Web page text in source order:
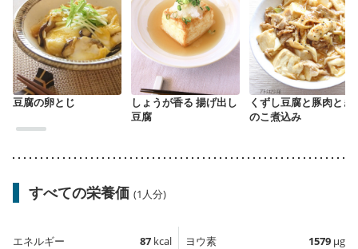
豆腐の卵とじ
しょうが香る 揚げ出し
豆腐
くずし豆腐と豚肉とき
のこ煮込み
すべての栄養価 (1人分)
エネルギー 87 kcal
ヨウ素 1579 µg